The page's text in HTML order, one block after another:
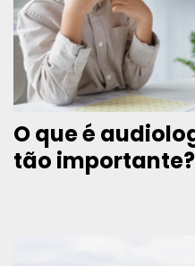
O que é
tão importante?